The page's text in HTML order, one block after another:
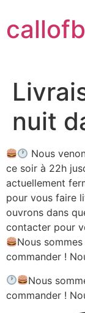
contenu
nuit
Nous
ce soir à 22h
actuellement
pour vous faire
ouvrons dans
contacter pour
Nous
commander !
Nous
commander !